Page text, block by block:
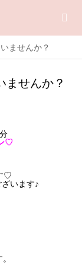
ませんか？
ませんか？
♡
♡
います♪